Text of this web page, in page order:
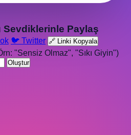
Sevdiklerinle Paylaş
🐦 Twitter 🔗 Linki Kopyala
"Sensiz Olmaz", "Sıkı Giyin")
Oluştur